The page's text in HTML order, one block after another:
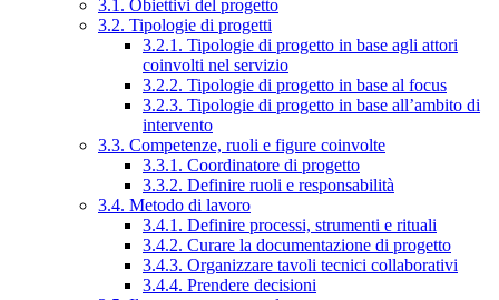
3.1. Obiettivi del progetto
3.2. Tipologie di progetti
3.2.1. Tipologie di progetto in base agli attori
coinvolti nel servizio
3.2.2. Tipologie di progetto in base al focus
3.2.3. Tipologie di progetto in base all’ambito di
intervento
3.3. Competenze, ruoli e figure coinvolte
3.3.1. Coordinatore di progetto
3.3.2. Definire ruoli e responsabilità
3.4. Metodo di lavoro
3.4.1. Definire processi, strumenti e rituali
3.4.2. Curare la documentazione di progetto
3.4.3. Organizzare tavoli tecnici collaborativi
3.4.4. Prendere decisioni